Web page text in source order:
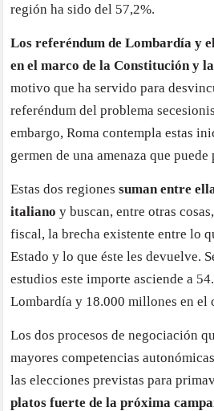
región ha sido del 57,2%.
Los referéndum de Lombardía y
en el marco de la Constitución y
motivo que ha servido para
referéndum del problema
embargo, Roma contempla estas
germen de una amenaza que
Estas dos regionessuman entre
italiano y buscan, entre otras
fiscal, la brecha existente entre lo
Estado y lo que éste les devuelve.
estudios este importe asciende a
Lombardía y 18.000 millones en el
Los dos procesos de negociación
mayores competencias
las elecciones previstas para
platos fuerte de la próxima